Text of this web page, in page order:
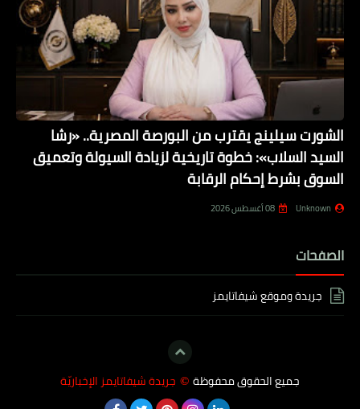
الشورت سيلينج يقترب من البورصة المصرية.. «رشا
السيد السلاب»: خطوة تاريخية لزيادة السيولة وتعميق
السوق بشرط إحكام الرقابة
Unknown 08 أغسطس 2026
الصفحات
جريدة وموقع شيفاتايمز
جميع الحقوق محفوظة © جريدة شيفاتايمز الإخباريّة